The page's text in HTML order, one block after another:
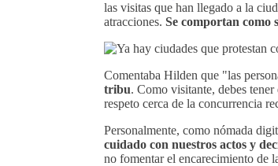
las visitas que han llegado a la
atracciones. Se comportan como
Comentaba Hilden que "las
tribu. Como visitante, debes
respeto cerca de la concurrencia
Personalmente, como nómada
cuidado con nuestros actos y
no fomentar el encarecimiento de